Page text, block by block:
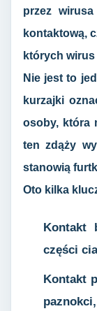
przez
kontaktową,
których
Nie jest to
kurzajki
osoby, która
ten zdąży
stanowią
Oto kilka
Kontakt
części
Kontakt